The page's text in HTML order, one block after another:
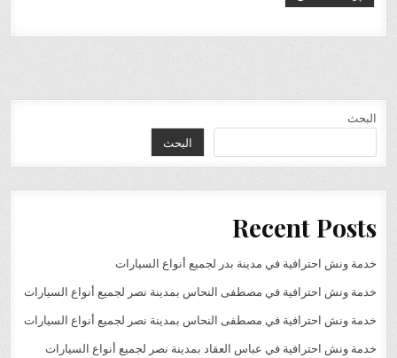
البحث
البحث
Recent Posts
خدمة ونش احترافية في مدينة بدر لجميع أنواع السيارات
خدمة ونش احترافية في مصطفى النحاس بمدينة نصر لجميع أنواع السيارات
خدمة ونش احترافية في مصطفى النحاس بمدينة نصر لجميع أنواع السيارات
خدمة ونش احترافية في عباس العقاد بمدينة نصر لجميع أنواع السيارات